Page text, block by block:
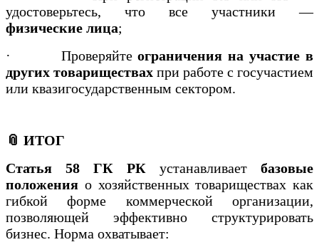
удостоверьтесь, что все участники —
физические лица;
· Проверяйтеограничения на участие в
других товариществах при работе с госучастием
или квазигосударственным сектором.
📎 ИТОГ
Статья 58 ГК РК устанавливает базовые
положения о хозяйственных товариществах как
гибкой форме коммерческой организации,
позволяющей эффективно структурировать
бизнес. Норма охватывает: